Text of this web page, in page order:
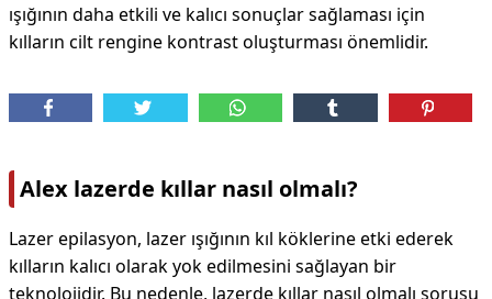
ışığının daha etkili ve kalıcı sonuçlar sağlaması için
kılların cilt rengine kontrast oluşturması önemlidir.
Alex lazerde kıllar nasıl olmalı?
Lazer epilasyon, lazer ışığının kıl köklerine etki ederek
kılların kalıcı olarak yok edilmesini sağlayan bir
teknolojidir. Bu nedenle, lazerde kıllar nasıl olmalı sorusu